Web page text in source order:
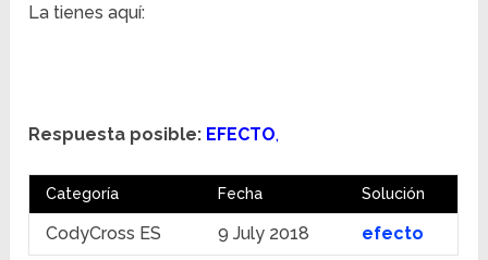
La tienes aquí:
Respuesta posible: EFECTO,
Categoría Fecha Solución
CodyCross ES 9 July 2018 efecto